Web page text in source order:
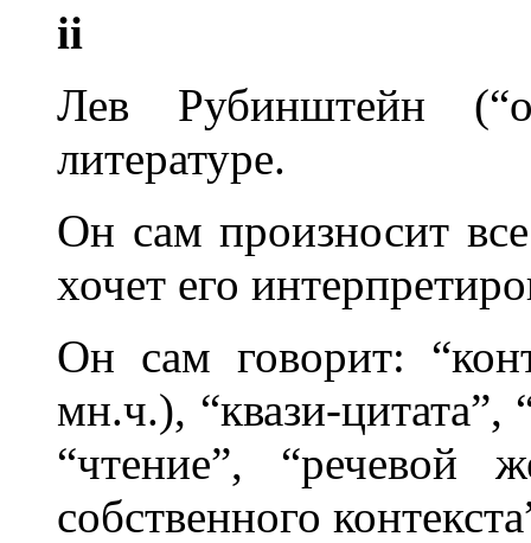
ii
Лев Рубинштейн
литературе.
Он сам произносит
хочет его
Он сам говорит:
мн.ч.), “квази-цитата”,
“чтение”, “речевой
собственного